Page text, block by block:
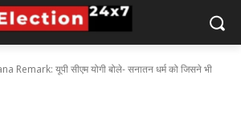
Remark: यूपी सीएम योगी बोले- सनातन धर्म को जिसने भी